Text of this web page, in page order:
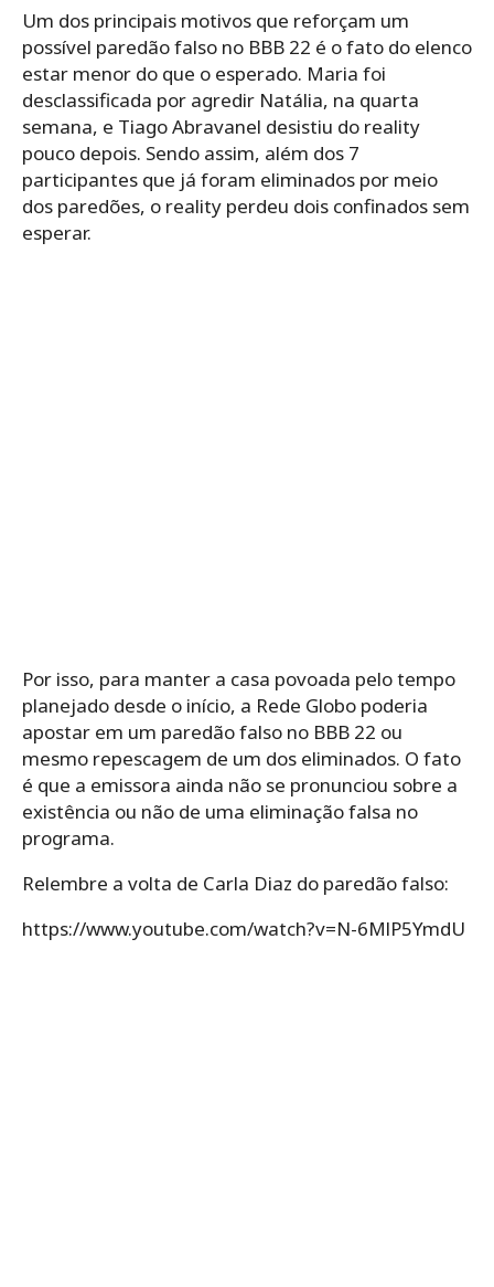
Um dos principais motivos que reforçam um
possível paredão falso no BBB 22 é o fato do elenco
estar menor do que o esperado. Maria foi
desclassificada por agredir Natália, na quarta
semana, e Tiago Abravanel desistiu do reality
pouco depois. Sendo assim, além dos 7
participantes que já foram eliminados por meio
dos paredões, o reality perdeu dois confinados sem
esperar.
Por isso, para manter a casa povoada pelo tempo
planejado desde o início, a Rede Globo poderia
apostar em um paredão falso no BBB 22 ou
mesmo repescagem de um dos eliminados. O fato
é que a emissora ainda não se pronunciou sobre a
existência ou não de uma eliminação falsa no
programa.
Relembre a volta de Carla Diaz do paredão falso:
https://www.youtube.com/watch?v=N-6MlP5YmdU